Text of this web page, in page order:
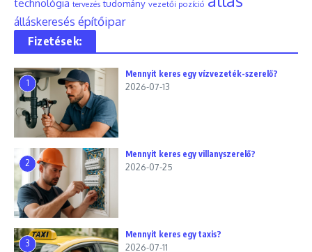
technológia tervezés tudomány vezetői pozíció
álláskeresés építőipar
Fizetések:
1
Mennyit keres egy vízvezeték-szerelő?
2026-07-13
2
Mennyit keres egy villanyszerelő?
2026-07-25
3
Mennyit keres egy taxis?
2026-07-11